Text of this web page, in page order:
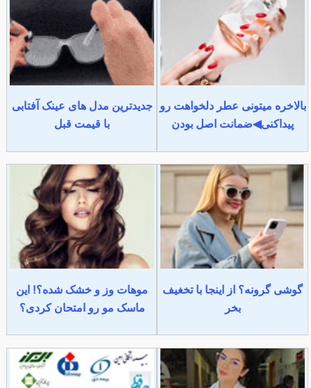
بالاخره میتونی عطر دلخواهت رو
پیداکنی◀ضمانت اصل بودن
جدیدترین مدل های عینک آفتابی
با قیمت قبل
گوشی گرونه؟ از اینجا با تخغیف
بخر
موهات وز و خشک شده؟! این
ماسک مو رو امتحان کردی؟